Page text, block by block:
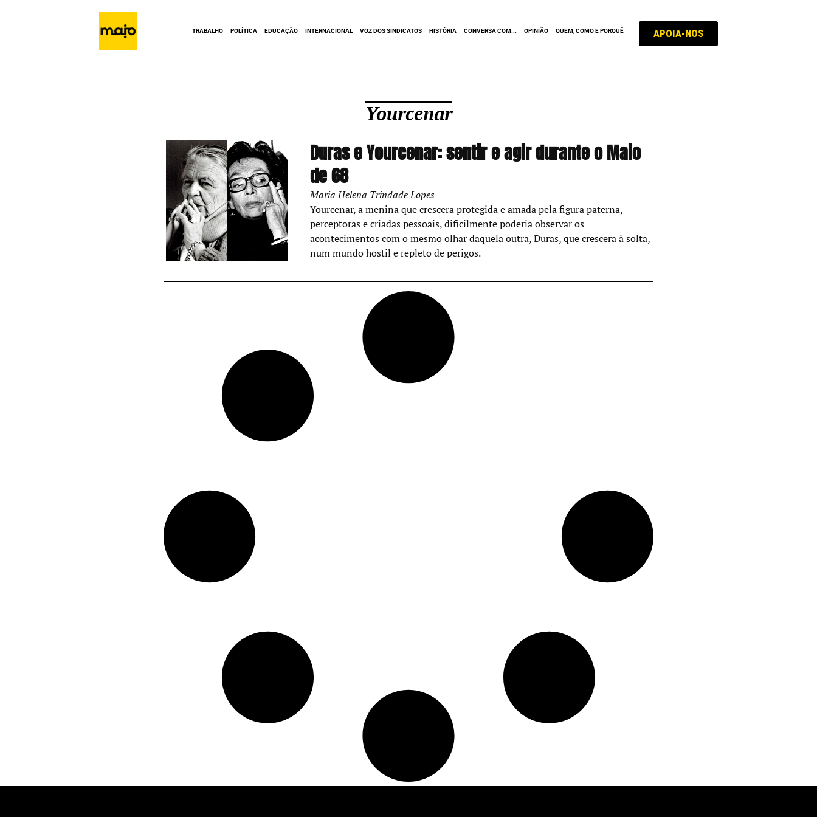
TRABALHO POLÍTICA EDUCAÇÃO INTERNACIONAL VOZ DOS SINDICATOS HISTÓRIA CONVERSA COM... OPINIÃO QUEM, COMO E PORQUÊ APOIA-NOS
Yourcenar
Duras e Yourcenar: sentir e agir durante o Maio
de 68
Maria Helena Trindade Lopes
Yourcenar, a menina que crescera protegida e amada pela figura paterna,
perceptoras e criadas pessoais, dificilmente poderia observar os
acontecimentos com o mesmo olhar daquela outra, Duras, que crescera à solta,
num mundo hostil e repleto de perigos.